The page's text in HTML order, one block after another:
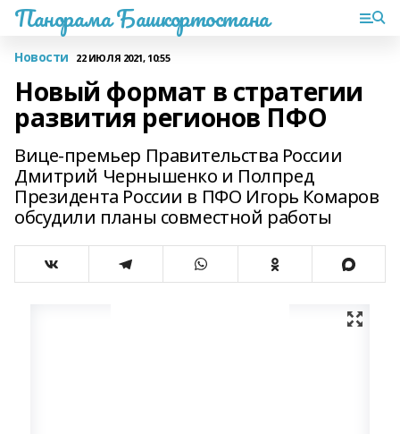
Панорама Башкортостана
Новости 22 ИЮЛЯ 2021, 10:55
Новый формат в стратегии
развития регионов ПФО
Вице-премьер Правительства России
Дмитрий Чернышенко и Полпред
Президента России в ПФО Игорь Комаров
обсудили планы совместной работы